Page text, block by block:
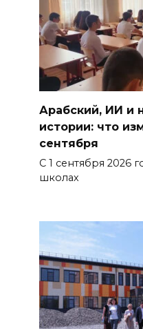
Арабский, ИИ и
истории: что
сентября
С 1 сентября 2026
школах